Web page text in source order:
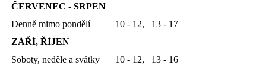
ČERVENEC - SRPEN
Denně mimo pondělí
10 - 12, 13 - 17
ZÁŘÍ, ŘÍJEN
Soboty, neděle a svátky
10 - 12, 13 - 16